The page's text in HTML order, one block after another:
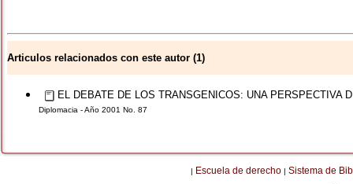
Articulos relacionados con este autor (1)
EL DEBATE DE LOS TRANSGENICOS: UNA PERSPECTIVA
Diplomacia - Año 2001 No. 87
| Escuela de derecho | Sistema de